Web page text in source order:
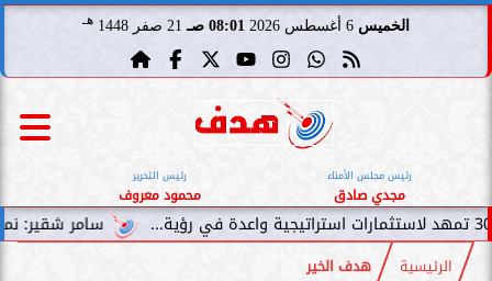
الخميس 08:01 صـ 21 صفر 1448 هـ
رئيس مجلس الأمناء
مجدي صادق
رئيس التحرير
محمود معروف
سامر شقير: نمو صناديق
الرئيسية هدف الخير